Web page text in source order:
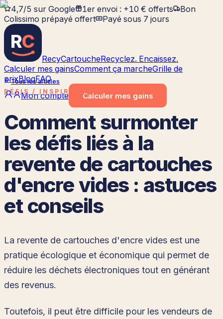
4,7/5 sur Google 1er envoi : +10 € offerts
Bon
Colissimo prépayé offert
Payé sous 7 jours
RC
RecyCartoucheRecyclez. Encaissez.
Calculer mes gainsComment ça marcheGrille de
prixBlogFAQ
Mon compte
Calculermes gains
Tous les articles
DÉFIS / INSPIRATION
Comment surmonter
les défis liés à la
revente de cartouches
d'encre vides : astuces
et conseils
La revente de cartouches d'encre vides est une
pratique écologique et économique qui permet de
réduire les déchets électroniques tout en générant
des revenus.
Toutefois, il peut être difficile pour les vendeurs de